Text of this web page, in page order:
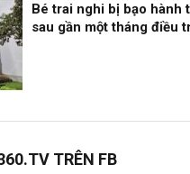
Bé trai nghi bị bạo hành
sau gần một tháng điều
TRÊN FB